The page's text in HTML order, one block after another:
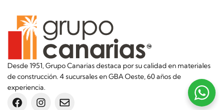
Desde 1951, Grupo Canarias destaca por su calidad en materiales
de construcción. 4 sucursales en GBA Oeste, 60 años de
experiencia.